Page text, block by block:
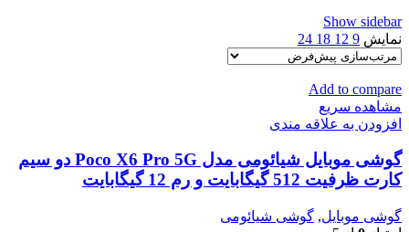
Show sidebar
نمایش 9
12
18
24
Add to compare
مشاهده سریع
افزودن به علاقه مندی
گوشی موبایل شیائومی مدل Poco X6 Pro 5G دو سیم
کارت ظرفیت 512 گیگابایت و رم 12 گیگابایت
گوشی موبایل, گوشی شیائومی